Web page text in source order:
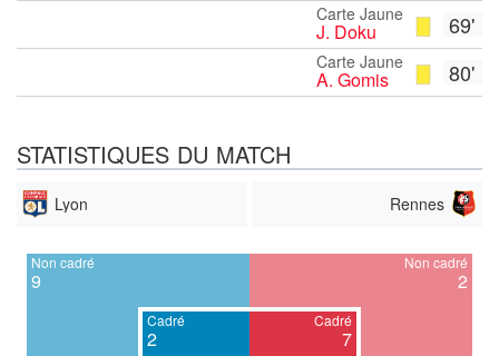
69'
Carte Jaune
J. Doku
80'
Carte Jaune
A. Gomis
STATISTIQUES DU MATCH
Lyon Rennes
Non cadré
9
Cadré
2
Cadré
7
Non cadré
2